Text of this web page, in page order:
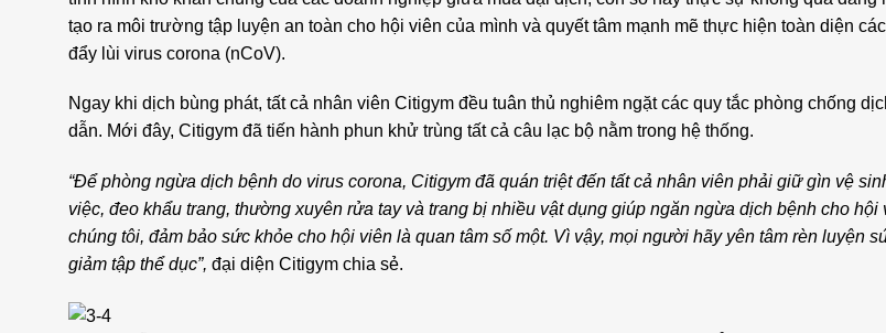
tạo ra môi trường tập luyện an toàn cho hội viên của mình và quyết tâm mạnh mẽ thực hiện toàn diện
đẩy lùi virus corona (nCoV).
Ngay khi dịch bùng phát, tất cả nhân viên Citigym đều tuân thủ nghiêm ngặt các quy tắc phòng chống
dẫn. Mới đây, Citigym đã tiến hành phun khử trùng tất cả câu lạc bộ nằm trong hệ thống.
“Để phòng ngừa dịch bệnh do virus corona, Citigym đã quán triệt đến tất cả nhân viên phải giữ gìn vệ
việc, đeo khẩu trang, thường xuyên rửa tay và trang bị nhiều vật dụng giúp ngăn ngừa dịch bệnh cho hội
chúng tôi, đảm bảo sức khỏe cho hội viên là quan tâm số một. Vì vậy, mọi người hãy yên tâm rèn luyện
giảm tập thể dục”, đại diện Citigym chia sẻ.